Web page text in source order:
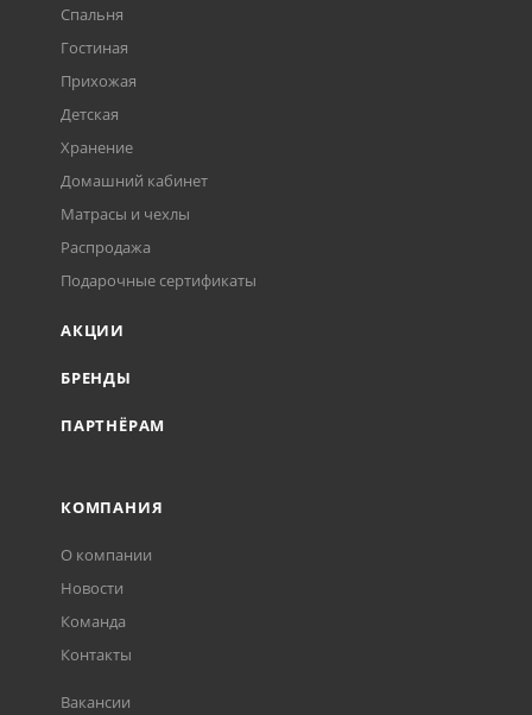
Спальня
Гостиная
Прихожая
Детская
Хранение
Домашний кабинет
Матрасы и чехлы
Распродажа
Подарочные сертификаты
АКЦИИ
БРЕНДЫ
ПАРТНЁРАМ
КОМПАНИЯ
О компании
Новости
Команда
Контакты
Вакансии